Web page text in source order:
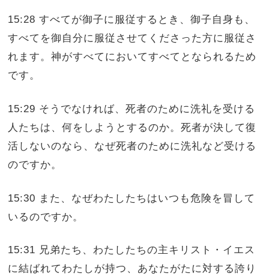
15:28 すべてが御子に服従するとき、御子自身も、
すべてを御自分に服従させてくださった方に服従さ
れます。神がすべてにおいてすべてとなられるため
です。
15:29 そうでなければ、死者のために洗礼を受ける
人たちは、何をしようとするのか。死者が決して復
活しないのなら、なぜ死者のために洗礼など受ける
のですか。
15:30 また、なぜわたしたちはいつも危険を冒して
いるのですか。
15:31 兄弟たち、わたしたちの主キリスト・イエス
に結ばれてわたしが持つ、あなたがたに対する誇り